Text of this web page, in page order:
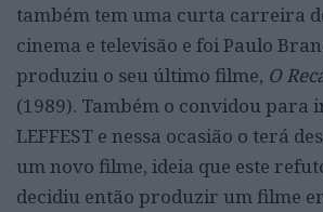
também tem uma curta carreira
cinema e televisão e foi Paulo
produziu o seu último filme, O
(1989). Também o convidou para
LEFFEST e nessa ocasião o terá
um novo filme, ideia que este
decidiu então produzir um filme